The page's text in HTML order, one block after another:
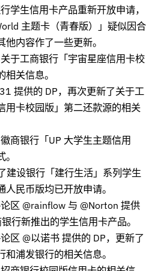
学生信用卡产品重新开放申请，
主题卡（青春版）」疑似因合
内容作了一些更新。
于工商银行「宇宙星座信用卡校
关信息。
提供的 DP，再次更新了关于工
用卡校园版」第二还款源的相关
商银行「UP 大学生主题信用
设银行「建行生活」系列学生
民币版均已开放申请。
区 @rainflow 与 @Norton 提供
行新推出的学生信用卡产品。
区 @以诺书 提供的 DP，更新了
浦发银行的相关信息。